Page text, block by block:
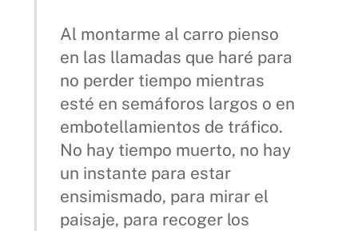
Al montarme al carro pienso
en las llamadas que haré para
no perder tiempo mientras
esté en semáforos largos o en
embotellamientos de tráfico.
No hay tiempo muerto, no hay
un instante para estar
ensimismado, para mirar el
paisaje, para recoger los